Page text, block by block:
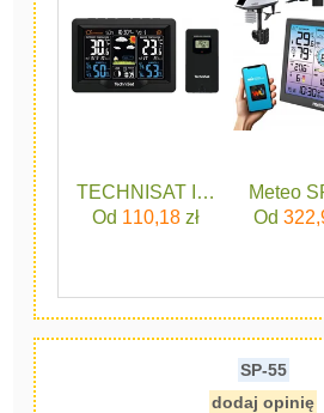
TECHNISAT IMETEO X1
Od 110,18zł
Od
SP-55
dodaj opinię